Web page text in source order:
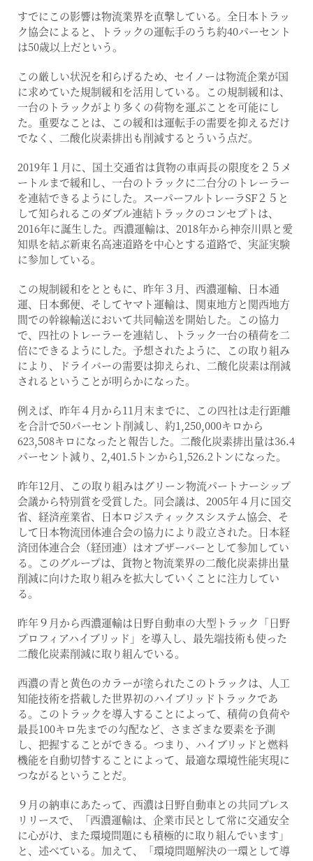
すでにこの影響は物流業界を直撃している。全日本トラッ
ク協会によると、トラックの運転手のうち約40パーセント
は50歳以上だという。
この厳しい状況を和らげるため、セイノーは物流企業が国
に求めていた規制緩和を活用している。この規制緩和は、
一台のトラックがより多くの荷物を運ぶことを可能にし
た。重要なことは、この緩和は運転手の需要を抑えるだけ
でなく、二酸化炭素排出も削減するとういう点だ。
2019年１月に、国土交通省は貨物の車両長の限度を２５メ
ートルまで緩和し、一台のトラックに二台分のトレーラー
を連結できるようにした。スーパーフルトレーラSF２５と
して知られるこのダブル連結トラックのコンセプトは、
2016年に誕生した。西濃運輸は、2018年から神奈川県と愛
知県を結ぶ新東名高速道路を中心とする道路で、実証実験
に参加している。
この規制緩和をとともに、昨年３月、西濃運輸、日本通
運、日本郵便、そしてヤマト運輸は、関東地方と関西地方
間での幹線輸送において共同輸送を開始した。この協力
で、四社のトレーラーを連結し、トラック一台の積荷を二
倍にできるようにした。予想されたように、この取り組み
により、ドライバーの需要は抑えられ、二酸化炭素は削減
されるということが明らかになった。
例えば、昨年４月から11月末までに、この四社は走行距離
を合計で50パーセント削減し、約1,250,000キロから
623,508キロになったと報告した。二酸化炭素排出量は36.4
パーセント減り、2,401.5トンから1,526.2トンになった。
昨年12月、この取り組みはグリーン物流パートナーシップ
会議から特別賞を受賞した。同会議は、2005年４月に国交
省、経済産業省、日本ロジスティックスシステム協会、そ
して日本物流団体連合会の協力により設立された。日本経
済団体連合会（経団連）はオブザーバーとして参加してい
る。このグループは、貨物と物流業界の二酸化炭素排出量
削減に向けた取り組みを拡大していくことに注力してい
る。
昨年９月から西濃運輸は日野自動車の大型トラック「日野
プロフィアハイブリッド」を導入し、最先端技術も使った
二酸化炭素削減に取り組んでいる。
西濃の青と黄色のカラーが塗られたこのトラックは、人工
知能技術を搭載した世界初のハイブリッドトラックであ
る。このトラックを導入することによって、積荷の負荷や
最長100キロ先までの勾配など、さまざまな要素を予測
し、把握することができる。つまり、ハイブリッドと燃料
機能を自動切替することによって、最適な環境性能実現に
つながるということだ。
９月の納車にあたって、西濃は日野自動車との共同プレス
リリースで、「西濃運輸は、企業市民として常に交通安全
に心がけ、また環境問題にも積極的に取り組んでいます」
と、述べている。加えて、「環境問題解決の一環として導